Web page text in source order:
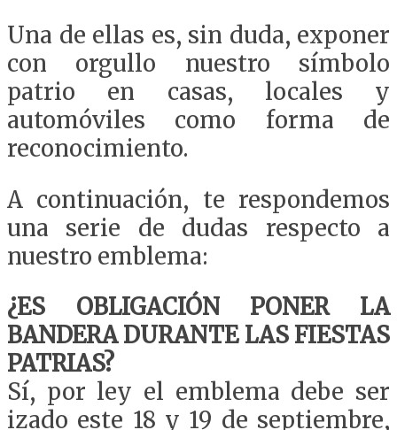
Una de ellas es, sin duda, exponer
con orgullo nuestro símbolo
patrio en casas, locales y
automóviles como forma de
reconocimiento.
A continuación, te respondemos
una serie de dudas respecto a
nuestro emblema:
¿ES OBLIGACIÓN PONER LA
BANDERA DURANTE LAS FIESTAS
PATRIAS?
Sí, por ley el emblema debe ser
izado este 18 y 19 de septiembre,